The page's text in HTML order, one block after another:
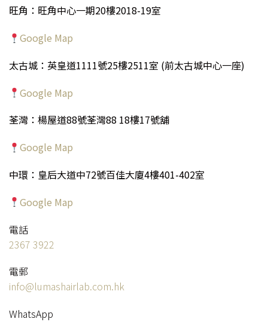
旺角：旺角中心一期20樓2018-19室
Google Map
太古城：英皇道1111號25樓2511室 (前太古城中心一座)
Google Map
荃灣：楊屋道88號荃灣88 18樓17號舖
Google Map
中環：皇后大道中72號百佳大廈4樓401-402室
Google Map
電話
2367 3922
電郵
info@lumashairlab.com.hk
WhatsApp